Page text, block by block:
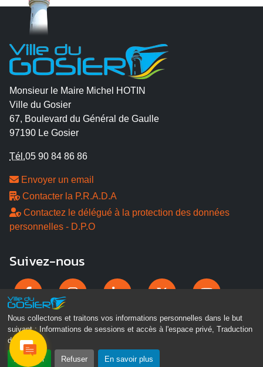
Nous collectons et traitons vos informations personnelles dans le but
suivant :
Informations de sessions et accès à l'espace privé, Traduction
des pages .
Accepter Refuser En savoir plus
Monsieur le Maire Michel HOTIN
Ville du Gosier
67, Boulevard du Général de Gaulle
97190 Le Gosier
Tél.05 90 84 86 86
Envoyer un email
Contacter la P.R.A.D.A
Contactez le délégué à la protection des données
personnelles - D.P.O
Suivez-nous